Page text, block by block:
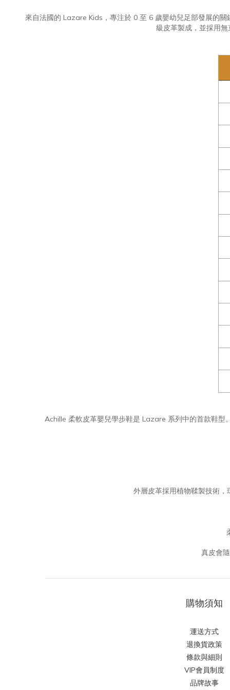
來自法國的 Lazare Kids，專注於 0 至 6 歲嬰幼兒足部發展的
級皮革製成，並採用
Achille 柔軟皮革嬰兒學步鞋是 Lazare 系列中的首款鞋型
外層皮革採用植物鞣製技術
真皮會
購物須知
運送方式
退換貨政策
條款與細則
VIP會員制度
品牌故事